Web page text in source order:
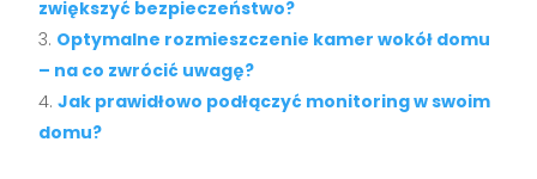
zwiększyć bezpieczeństwo?
Optymalne rozmieszczenie kamer wokół domu
– na co zwrócić uwagę?
Jak prawidłowo podłączyć monitoring w swoim
domu?